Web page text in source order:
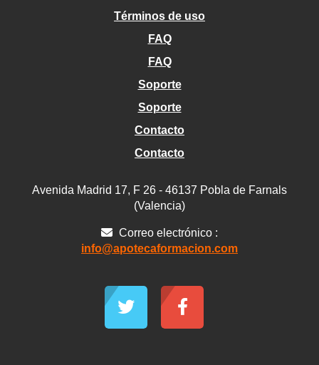
Términos de uso
FAQ
FAQ
Soporte
Soporte
Contacto
Contacto
Avenida Madrid 17, F 26 - 46137 Pobla de Farnals
(Valencia)
Correo electrónico :
info@apotecaformacion.com